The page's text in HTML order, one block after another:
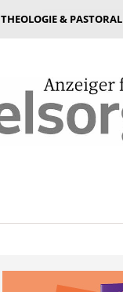
THEOLOGIE & PASTORAL